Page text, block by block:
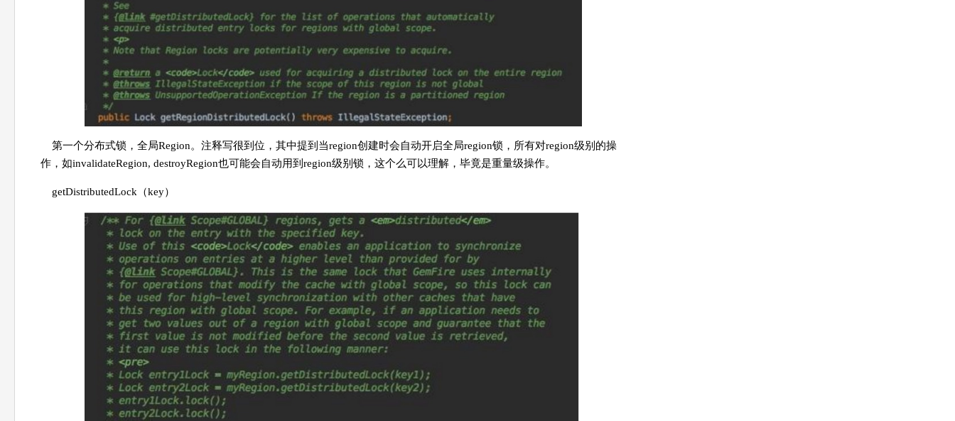
第一个分布式锁，全局Region。注释写很到位，其中提到当region创建时会自动开启全局region锁，所有对region级别的操
作，如invalidateRegion, destroyRegion也可能会自动用到region级别锁，这个么可以理解，毕竟是重量级操作。
getDistributedLock（key）